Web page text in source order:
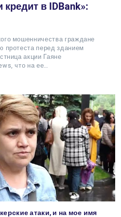
в IDBank»:
мошенничества граждане
протеста перед зданием
акции Гаяне
что на ее…
атаки, и на мое имя